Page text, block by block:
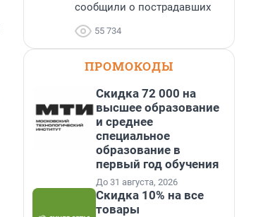
сообщили о пострадавших
55 734
ПРОМОКОДЫ
Скидка 72 000 на
высшее образование
и среднее
специальное
образование в
первый год обучения
До 31 августа, 2026
Скидка 10% на все
товары